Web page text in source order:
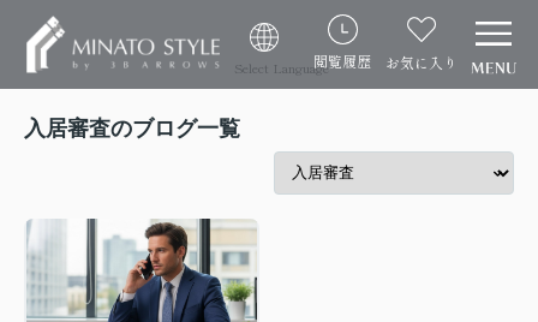
Select Language閲覧履歴 お気に入り
入居審査のブログ一覧